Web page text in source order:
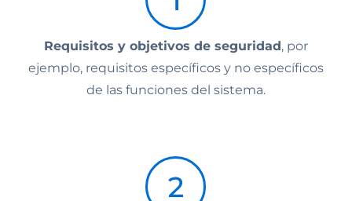
Requisitos y objetivos de seguridad, por
ejemplo, requisitos específicos y no específicos
de las funciones del sistema.